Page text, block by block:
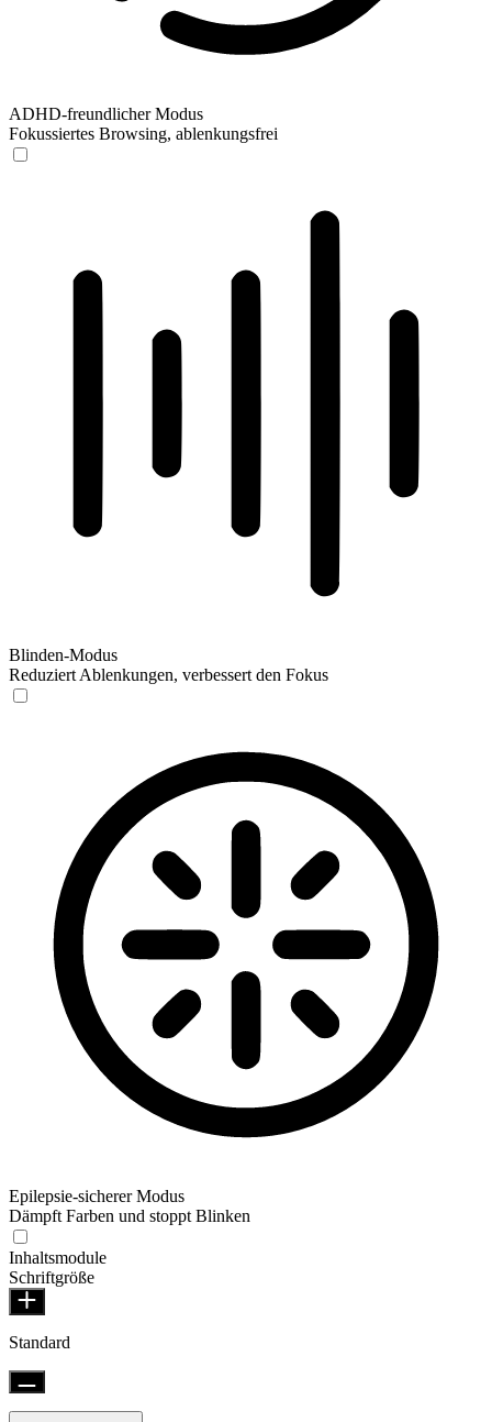
ADHD-freundlicher Modus
Fokussiertes Browsing, ablenkungsfrei
Blinden-Modus
Reduziert Ablenkungen, verbessert den Fokus
Epilepsie-sicherer Modus
Dämpft Farben und stoppt Blinken
Inhaltsmodule
Schriftgröße
Standard